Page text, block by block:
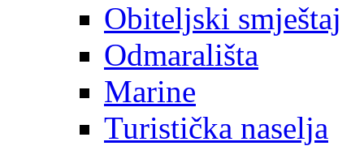
Obiteljski smještaj
Odmarališta
Marine
Turistička naselja